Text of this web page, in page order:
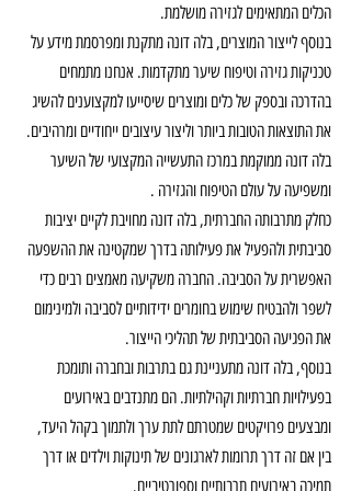
הכלים המתאימים לגזירה מושלמת.
בנוסף לייצור המוצרים, בלה דונה מתקנת ומפרסמת מידע על
טכניקות גזירה וטיפוח שיער מתקדמות. אנחנו מתמחים
בהדרכה ובספק של כלים ומוצרים שיסייעו למקצוענים להשיג
את התוצאות הטובות ביותר וליצור עיצובים ייחודיים ומרהיבים.
בלה דונה ממוקמת במרכז התעשייה המקצועי של השיער
ומשפיעה על עולם הטיפוח והגזירה .
כחלק מתרבותה החברתית, בלה דונה מחויבת לקיים יציבות
סביבתית ולהפעיל את פעילותה בדרך שמקטינה את ההשפעה
האפשרית על הסביבה. החברה משקיעה מאמצים רבים כדי
לשפר ולהבטיח שימוש בחומרים ידידותיים לסביבה ולמינימום
את הפגיעה הסביבתית של תהליכי הייצור.
בנוסף, בלה דונה מתעניינת גם בתרבות ובחברה ותומכת
בפעילויות חברתיות וקהילתיות. הם מתנדבים באירועים
ומבצעים פרויקטים שמטרתם לתת ערך ולתמוך בקהל היעד,
בין אם זה דרך תרומות לארגונים של תינוקות וילדים או דרך
תמיכה באירועים תרבותיים וספורטיביים.